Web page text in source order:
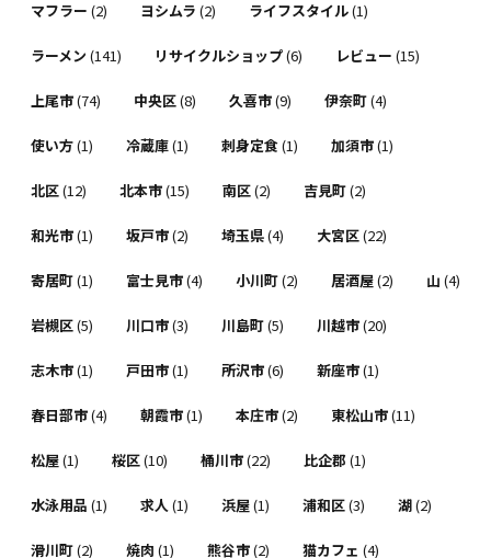
マフラー (2) ヨシムラ (2) ライフスタイル(1)
ラーメン (141) リサイクルショップ(6) レビュー (15)
上尾市(74) 中央区(8) 久喜市(9) 伊奈町(4)
使い方(1) 冷蔵庫(1) 刺身定食(1) 加須市(1)
北区(12) 北本市(15) 南区(2) 吉見町(2)
和光市(1) 坂戸市(2) 埼玉県(4) 大宮区(22)
寄居町(1) 富士見市(4) 小川町(2) 居酒屋(2) 山 (4)
岩槻区(5) 川口市(3) 川島町(5) 川越市(20)
志木市(1) 戸田市(1) 所沢市(6) 新座市(1)
春日部市(4) 朝霞市(1) 本庄市(2) 東松山市(11)
松屋(1) 桜区(10) 桶川市(22) 比企郡 (1)
水泳用品 (1) 求人 (1) 浜屋(1) 浦和区(3) 湖(2)
滑川町(2) 焼肉 (1) 熊谷市(2) 猫カフェ (4)